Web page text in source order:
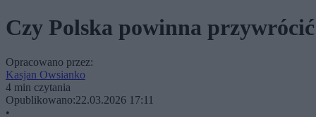
Czy Polska powinna
Opracowano przez:
Kasjan Owsianko
4 min czytania
Opublikowano:22.03.2026 17:11
•